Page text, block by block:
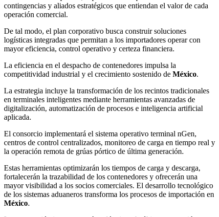
contingencias y aliados estratégicos que entiendan el valor de cada
operación comercial.
De tal modo, el plan corporativo busca construir soluciones
logísticas integradas que permitan a los importadores operar con
mayor eficiencia, control operativo y certeza financiera.
La eficiencia en el despacho de contenedores impulsa la
competitividad industrial y el crecimiento sostenido de México.
La estrategia incluye la transformación de los recintos tradicionales
en terminales inteligentes mediante herramientas avanzadas de
digitalización, automatización de procesos e inteligencia artificial
aplicada.
El consorcio implementará el sistema operativo terminal nGen,
centros de control centralizados, monitoreo de carga en tiempo real y
la operación remota de grúas pórtico de última generación.
Estas herramientas optimizarán los tiempos de carga y descarga,
fortalecerán la trazabilidad de los contenedores y ofrecerán una
mayor visibilidad a los socios comerciales. El desarrollo tecnológico
de los sistemas aduaneros transforma los procesos de importación en
México.